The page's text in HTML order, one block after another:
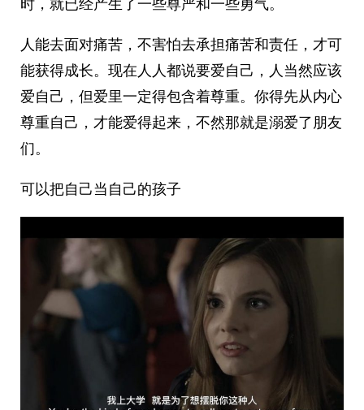
人能去面对痛苦，不害怕去承担痛苦和责任，才可
能获得成长。现在人人都说要爱自己，人当然应该
爱自己，但爱里一定得包含着尊重。你得先从内心
尊重自己，才能爱得起来，不然那就是溺爱了朋友
们。
可以把自己当自己的孩子